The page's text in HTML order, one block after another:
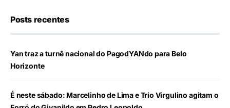
Posts recentes
Yan traz a turnê nacional do PagodYANdo para Belo
Horizonte
É neste sábado: Marcelinho de Lima e Trio Virgulino agitam o